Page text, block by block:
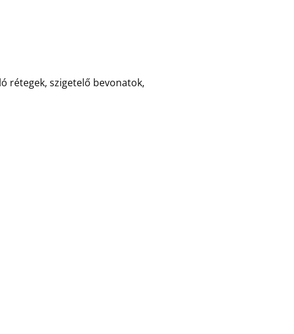
rétegek, szigetelő bevonatok,